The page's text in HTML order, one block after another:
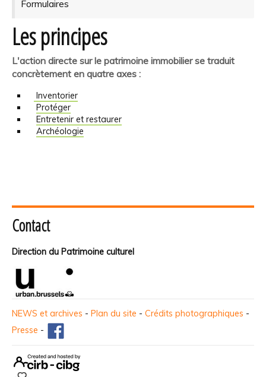
Formulaires
Les principes
L'action directe sur le patrimoine immobilier se traduit
concrètement en quatre axes :
Inventorier
Protéger
Entretenir et restaurer
Archéologie
Contact
Direction du Patrimoine culturel
NEWS et archives - Plan du site - Crédits photographiques -
Presse -